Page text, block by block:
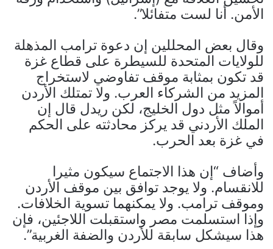
الأمن. أنا لست متفائلا”.
وقال بعض المحللين إن دعوة ترامب المذهلة
للولايات المتحدة للسيطرة على قطاع غزة
قد تكون بمثابة موقف تفاوضي لاستخراج
المزيد من الشركاء العرب. ولا تمتلك الأردن
أموالاً مثل دول الخليج، لكن ريدل قال إن
الملك الأردني قد يركز محادثته على الحكم
في غزة بعد الحرب.
وأضاف “إن هذا الاجتماع سيكون مثيرا
للانقسام. ولا يوجد توافق بين موقف الأردن
وموقف ترامب. ولا يمكنهما تسوية الخلافات.
وإذا استسلمت مصر واستقبلت اللاجئين، فإن
هذا سيشكل سابقة للأردن والضفة الغربية”.